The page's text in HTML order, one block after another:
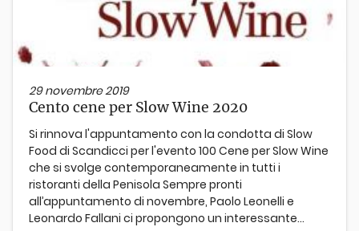
29 novembre 2019
Cento cene per Slow Wine 2020
Si rinnova l'appuntamento con la condotta di Slow
Food di Scandicci per l'evento 100 Cene per Slow Wine
che si svolge contemporaneamente in tutti i
ristoranti della Penisola Sempre pronti
all’appuntamento di novembre, Paolo Leonelli e
Leonardo Fallani ci propongono un interessante...